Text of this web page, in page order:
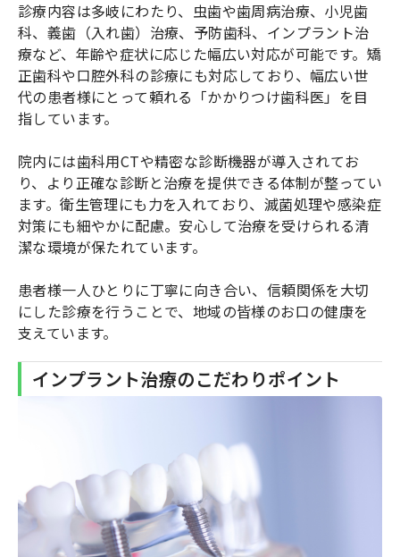
診療内容は多岐にわたり、虫歯や歯周病治療、小児歯
科、義歯（入れ歯）治療、予防歯科、インプラント治
療など、年齢や症状に応じた幅広い対応が可能です。矯
正歯科や口腔外科の診療にも対応しており、幅広い世
代の患者様にとって頼れる「かかりつけ歯科医」を目
指しています。
院内には歯科用CTや精密な診断機器が導入されてお
り、より正確な診断と治療を提供できる体制が整ってい
ます。衛生管理にも力を入れており、滅菌処理や感染症
対策にも細やかに配慮。安心して治療を受けられる清
潔な環境が保たれています。
患者様一人ひとりに丁寧に向き合い、信頼関係を大切
にした診療を行うことで、地域の皆様のお口の健康を
支えています。
インプラント治療のこだわりポイント